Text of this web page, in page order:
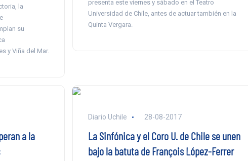
la
su
y Viña del Mar.
presenta este viernes y sábado en el Teatro
Universidad de Chile, antes de actuar también en la
Quinta Vergara.
a la
Diario Uchile 28-08-2017
La Sinfónica y el Coro U. de Chile se unen
bajo la batuta de François López-Ferrer